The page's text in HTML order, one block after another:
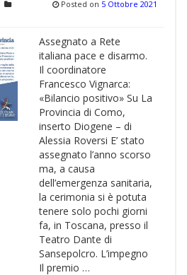
Posted on 5 Ottobre 2021
Assegnato a Rete
italiana pace e disarmo.
Il coordinatore
Francesco Vignarca:
«Bilancio positivo» Su La
Provincia di Como,
inserto Diogene – di
Alessia Roversi E’ stato
assegnato l’anno scorso
ma, a causa
dell’emergenza sanitaria,
la cerimonia si è potuta
tenere solo pochi giorni
fa, in Toscana, presso il
Teatro Dante di
Sansepolcro. L’impegno
Il premio …